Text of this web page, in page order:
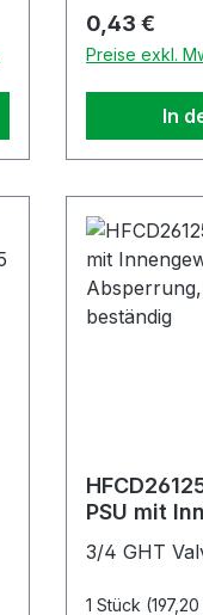
Regulärer
0,43 €
Preise exkl.
In
PSU mit
3/4 GHT
1 Stück